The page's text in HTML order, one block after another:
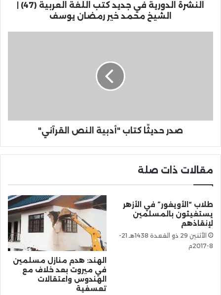
النشرة الدورية في جديد كتب اللغة العربية (47) |
الشيخ محمد خير رمضان يوسف
صدر حديثًا كتاب "أدبية النص القرآني"
مقالات ذات صلة
طلاب “الأويغور” في الأزهر
يستغيثون بالمسلمين
لإنقاذهم
الأثنين 29 ذو القعدة 1438هـ 21-
8-2017م
الهند: هدم منازل مسلمين
في ميروت بعد خلاف مع
الهندوس واعتقالات
تعسفية